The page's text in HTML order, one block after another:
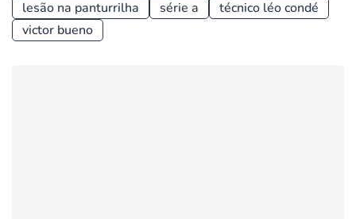
lesão na panturrilha
série a
técnico léo condé
victor bueno